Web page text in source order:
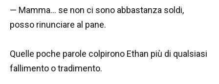
— Mamma… se non ci sono abbastanza soldi,
posso rinunciare al pane.
Quelle poche parole colpirono Ethan più di qualsiasi
fallimento o tradimento.